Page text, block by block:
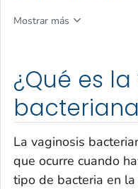
¿Qué es
La vaginosis
que ocurre cuando
tipo de bacteria en
Mostrar más